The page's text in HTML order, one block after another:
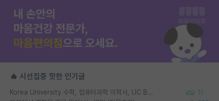
🔥 시선집중 핫한 인기글
Korea University 수학, 컴퓨터과학 이학사, UC Berkeley 산업공학 대학원 공학박사가 되는 것은 쉽지 않겠죠? 11